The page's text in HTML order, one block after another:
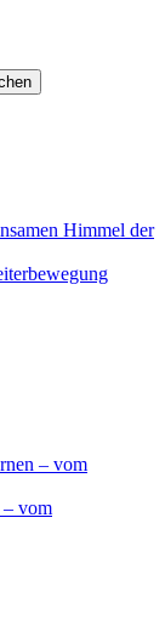
Himmel der
– vom
– vom